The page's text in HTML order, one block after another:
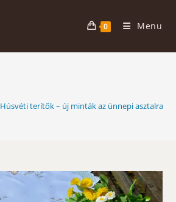
0 Menu
Húsvéti terítők – új minták az ünnepi asztalra